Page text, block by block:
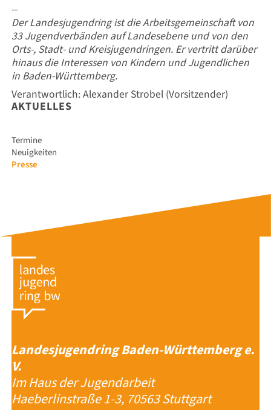
AKTUELLES
Navigation
überspringen
Termine
Neuigkeiten
Presse
--
Der Landesjugendring ist die Arbeitsgemeinschaft von
33 Jugendverbänden auf Landesebene und von den
Orts-, Stadt- und Kreisjugendringen. Er vertritt darüber
hinaus die Interessen von Kindern und Jugendlichen
in Baden-Württemberg.
Verantwortlich: Alexander Strobel (Vorsitzender)
Landesjugendring Baden-Württemberg e.
V.
Im Haus der Jugendarbeit
Haeberlinstraße 1-3, 70563 Stuttgart